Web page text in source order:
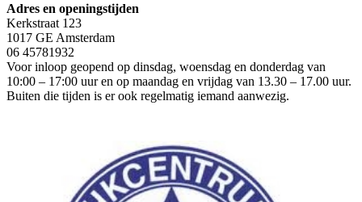
Adres en openingstijden
Kerkstraat 123
1017 GE Amsterdam
06 45781932
Voor inloop geopend op dinsdag, woensdag en donderdag van
10:00 – 17:00 uur en op maandag en vrijdag van 13.30 – 17.00 uur.
Buiten die tijden is er ook regelmatig iemand aanwezig.